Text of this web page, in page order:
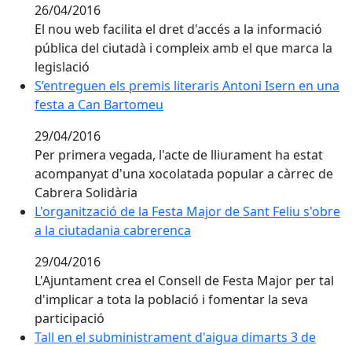
26/04/2016
El nou web facilita el dret d'accés a la informació
pública del ciutadà i compleix amb el que marca la
legislació
S’entreguen els premis literaris Antoni Isern en una
S’entreguen els premis literaris Antoni Isern en una
festa a Can Bartomeu
29/04/2016
Per primera vegada, l'acte de lliurament ha estat
acompanyat d'una xocolatada popular a càrrec de
Cabrera Solidària
L'organització de la Festa Major de Sant Feliu s'obre
L'organització de la Festa Major de Sant Feliu s'obre
a la ciutadania cabrerenca
29/04/2016
L'Ajuntament crea el Consell de Festa Major per tal
d'implicar a tota la població i fomentar la seva
participació
Tall en el subministrament d'aigua dimarts 3 de maig
Tall en el subministrament d'aigua dimarts 3 de